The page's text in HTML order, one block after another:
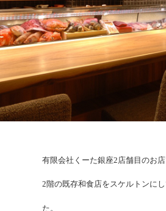
有限会社くーた銀座2店舗目のお
2階の既存和食店をスケルトンに
た。